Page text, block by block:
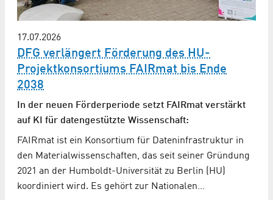
17.07.2026
DFG verlängert Förderung des HU-
Projektkonsortiums FAIRmat bis Ende
2038
In der neuen Förderperiode setzt FAIRmat verstärkt
auf KI für datengestützte Wissenschaft:
FAIRmat ist ein Konsortium für Dateninfrastruktur in
den Materialwissenschaften, das seit seiner Gründung
2021 an der Humboldt-Universität zu Berlin (HU)
koordiniert wird. Es gehört zur Nationalen…